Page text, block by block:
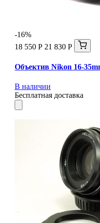
-16%
18 550 Р 21 830 Р
Объектив Nikon 16-
В наличии
Бесплатная доставка